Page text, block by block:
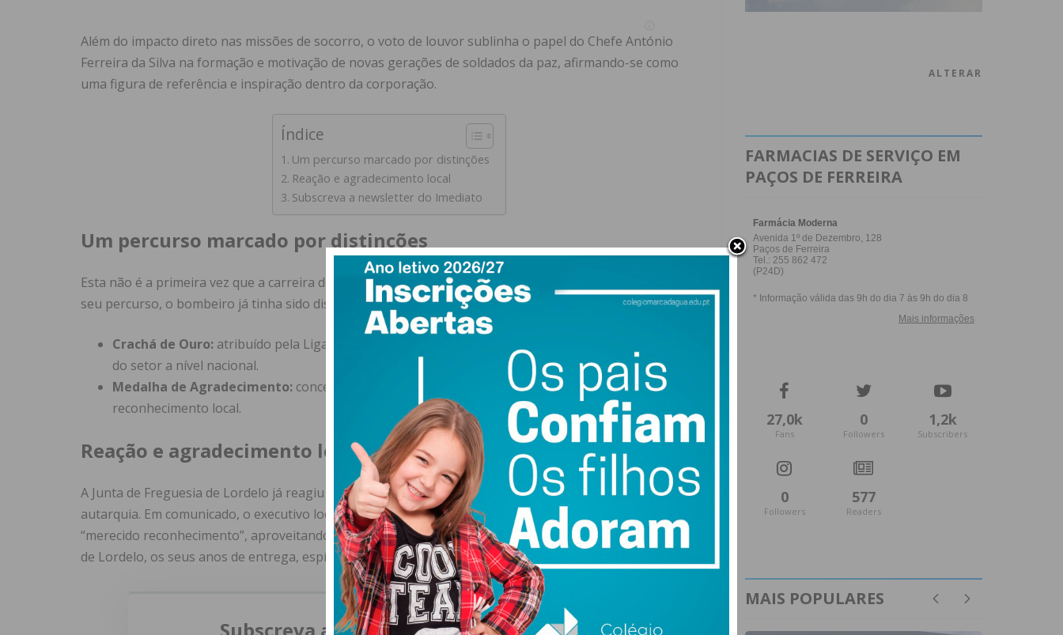
Além do impacto direto nas missões de socorro, o voto de louvor sublinha o papel do Chefe António
Ferreira da Silva na formação e motivação de novas gerações de soldados da paz, afirmando-se como
uma figura de referência e inspiração dentro da corporação.
Índice
Um percurso marcado por distinções
Reação e agradecimento local
Subscreva a newsletter do Imediato
Um percurso marcado por distinções
Esta não é a primeira vez que a carreira do Chefe Silva é alvo de reconhecimento público. Ao longo do
seu percurso, o bombeiro já tinha sido distinguido com duas importantes condecorações:
Crachá de Ouro: atribuído pela Liga dos Bombeiros Portugueses, uma das mais altas distinções
do setor a nível nacional.
Medalha de Agradecimento: concedida pela Junta de Freguesia de Lordelo, em representação do
reconhecimento local.
Reação e agradecimento local
A Junta de Freguesia de Lordelo já reagiu publicamente à atribuição deste voto de louvor pela
autarquia. Em comunicado, o executivo local congratulou o Chefe Silva por aquele que considera ser um
“merecido reconhecimento”, aproveitando o momento para agradecer, em nome de toda a comunidade
de Lordelo, os seus anos de entrega, espírito de missão e serviço contínuo.
ALTERAR
FARMACIAS DE SERVIÇO EM
PAÇOS DE FERREIRA
27,0k
Fans
0
Followers
1,2k
Subscribers
0
Followers
577
Readers
MAIS POPULARES